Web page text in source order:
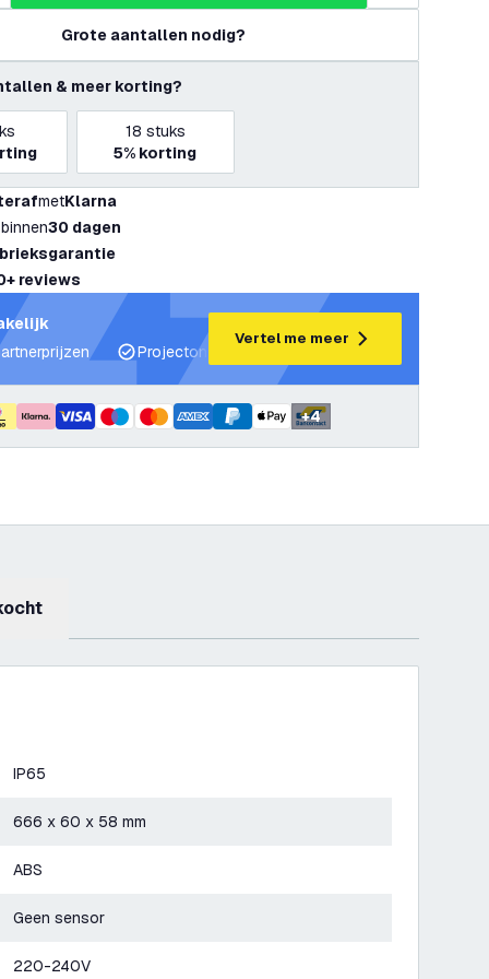
Grote aantallen nodig?
& meer korting?
18 stuks
5% korting
metKlarna
30 dagen
reviews
Projectondersteuning en lichtplannen
Vertel me meer
+4
IP65
666 x 60 x 58 mm
ABS
Geen sensor
220-240V